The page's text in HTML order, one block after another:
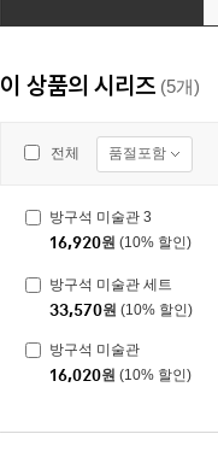
이 상품의 시리즈 (5개)
전체 품절포함
방구석 미술관 3
16,920원 (10% 할인)
방구석 미술관 세트
33,570원 (10% 할인)
방구석 미술관
16,020원 (10% 할인)